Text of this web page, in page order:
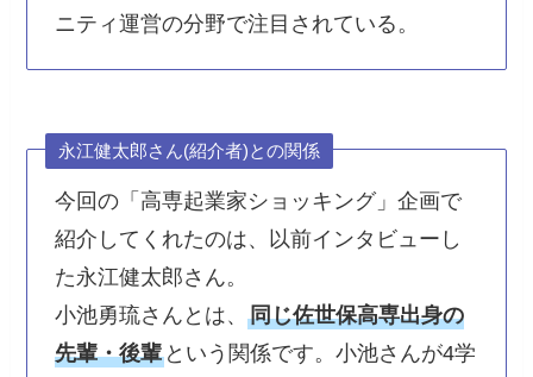
ニティ運営の分野で注目されている。
永江健太郎さん(紹介者)との関係
今回の「高専起業家ショッキング」企画で
紹介してくれたのは、以前インタビューし
た永江健太郎さん。
小池勇琉さんとは、 同じ佐世保高専出身の
先輩・後輩という関係です。小池さんが4学